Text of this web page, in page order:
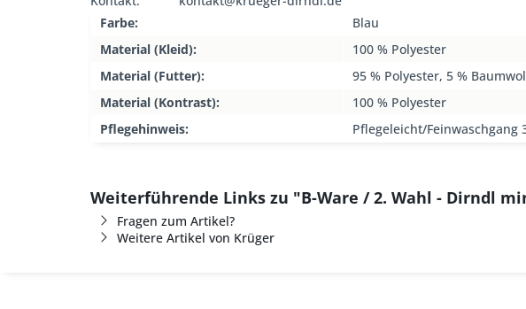
Farbe:
Blau
Material (Kleid):
100 % Polyester
Material (Futter):
95 % Polyester, 5 %
Material (Kontrast):
100 % Polyester
Pflegehinweis:
Pflegeleicht/Feinwaschgang
Weiterführende Links zu "B-Ware / 2. Wahl - Dirndl
Fragen zum Artikel?
Weitere Artikel von Krüger